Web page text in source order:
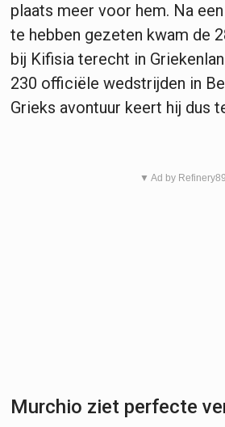
plaats meer voor hem. Na
te hebben gezeten kwam de
bij Kifisia terecht in
230 officiële wedstrijden in
Grieks avontuur keert hij dus
▼ Ad by Refinery89
Murchio ziet perfecte